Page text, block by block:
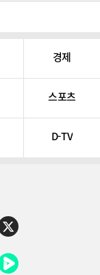
경제
스포츠
D-TV